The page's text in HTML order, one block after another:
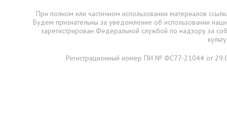
При полном или частичном использовании материалов
Будем признательны за уведомление об использовании
зарегистрирован Федеральной службой по надзору за
Регистрационный номер ПИ № ФС77-21044 от